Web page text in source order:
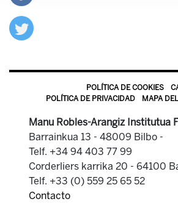
POLÍTICA DE COOKIES
POLÍTICA DE PRIVACIDAD
MAPA
Manu Robles-Arangiz Institutua
Barrainkua 13 - 48009 Bilbo -
Telf. +34 94 403 77 99
Corderliers karrika 20 - 64100
Telf. +33 (0) 559 25 65 52
Contacto